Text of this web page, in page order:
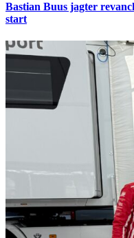
Bastian Buus jagter
start